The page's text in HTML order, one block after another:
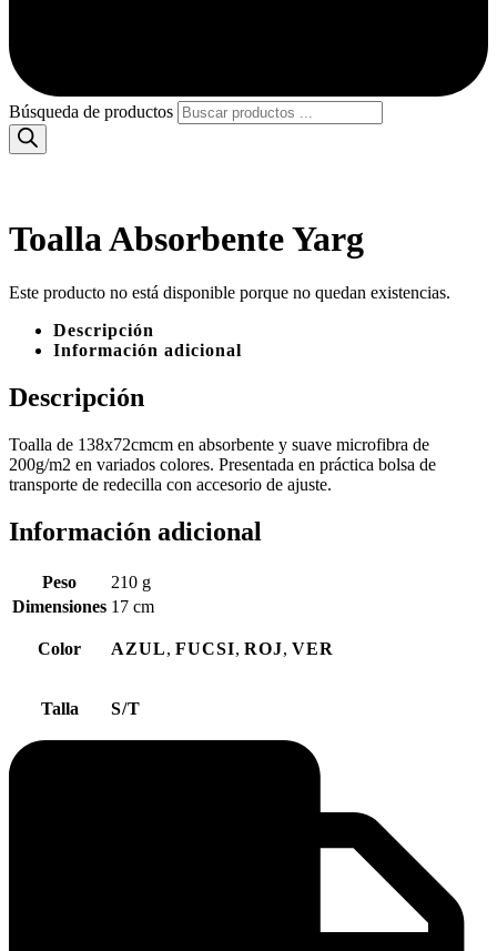
Búsqueda de productos
Toalla Absorbente Yarg
Este producto no está disponible porque no quedan existencias.
Descripción
Información adicional
Descripción
Toalla de 138x72cmcm en absorbente y suave microfibra de
200g/m2 en variados colores. Presentada en práctica bolsa de
transporte de redecilla con accesorio de ajuste.
Información adicional
Peso
210 g
Dimensiones 17 cm
Color AZUL, FUCSI, ROJ, VER
Talla S/T